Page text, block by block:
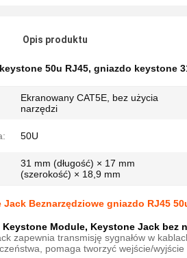
Opis produktu
50u RJ45, gniazdo keystone
Ekranowany CAT5E, bez użycia
narzędzi
50U
31 mm (długość) × 17 mm
(szerokość) × 18,9 mm
Jack Beznarzędziowe gniazdo RJ45
Module, Keystone Jack bez
zapewnia transmisję sygnałów w
pomaga tworzyć wejście/